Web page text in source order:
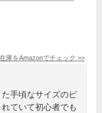
庫をAmazonでチェック >>
手頃なサイズのピ
ていて初心者でも